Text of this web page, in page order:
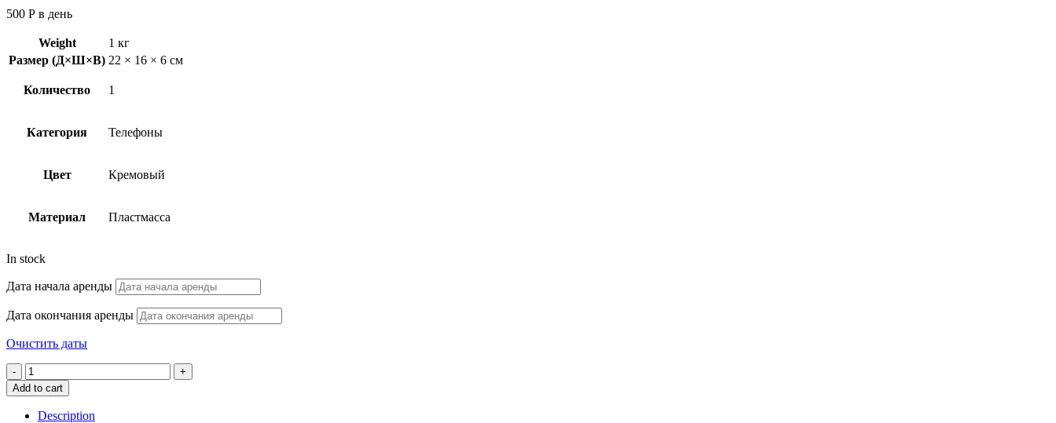
500 Р в день
Weight
1 кг
Размер (Д×Ш×В) 22 × 16 × 6 см
Количество 1
Категория Телефоны
Цвет Кремовый
Материал Пластмасса
In stock
Дата начала аренды
Дата окончания аренды
Очистить даты
Кнопочный
телефонный
аппарат
quantity
Add to cart
Description